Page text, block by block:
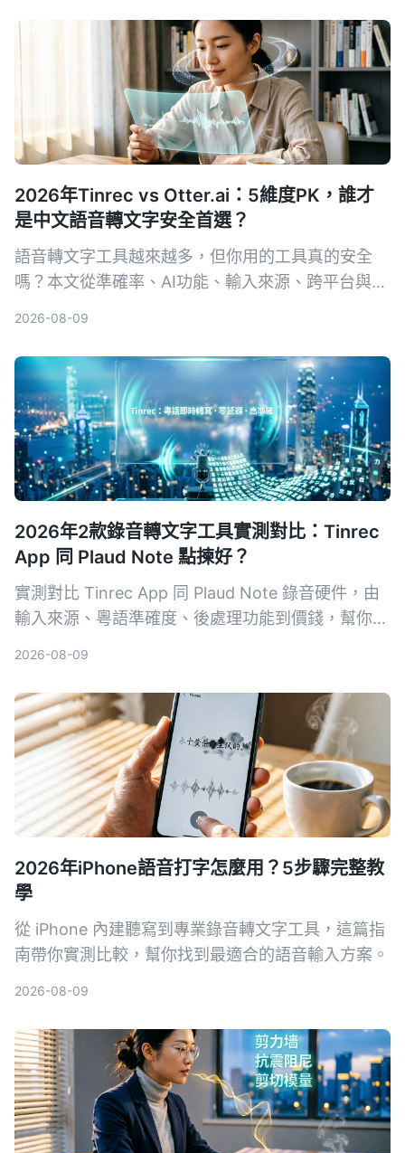
2026年Tinrec vs Otter.ai：5維度PK，誰才
是中文語音轉文字安全首選？
語音轉文字工具越來越多，但你用的工具真的安全
嗎？本文從準確率、AI功能、輸入來源、跨平台與數
選出最適合且可靠的工具。
2026-08-09
2026年2款錄音轉文字工具實測對比：Tinrec
App 同 Plaud Note 點揀好？
實測對比 Tinrec App 同 Plaud Note 錄音硬件，由
輸入來源、粵語準確度、後處理功能到價錢，幫你揀
2026-08-09
2026年iPhone語音打字怎麼用？5步驟完整教
學
從 iPhone 內建聽寫到專業錄音轉文字工具，這篇指
南帶你實測比較，幫你找到最適合的語音輸入方案。
2026-08-09